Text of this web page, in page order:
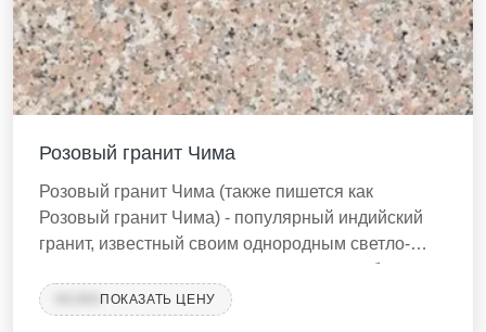
Розовый гранит Чима
Розовый гранит Чима (также пишется как
Розовый гранит Чима) - популярный индийский
гранит, известный своим однородным светло-
розовым оттенком с мелкими черными и белыми
вкраплениями. Широко используется как в жилых,
так и в коммерческих приложениях, ценится за
ПОКАЗАТЬ ЦЕНУ